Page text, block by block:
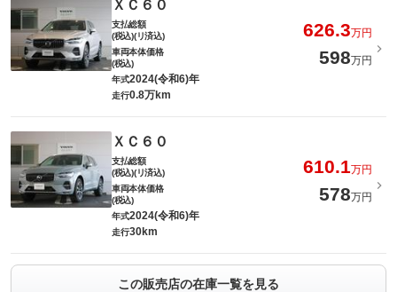
ＸＣ６０
支払総額
(税込)(リ済込)
626.3万円
車両本体価格
(税込)
598万円
年式2024(令和6)年
走行0.8万km
ＸＣ６０
支払総額
(税込)(リ済込)
610.1万円
車両本体価格
(税込)
578万円
年式2024(令和6)年
走行30km
この販売店の在庫一覧を見る